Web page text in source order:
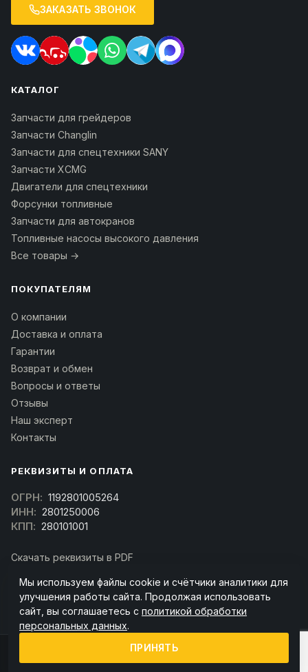
ЗАКАЗАТЬ ЗВОНОК
КАТАЛОГ
Запчасти для грейдеров
Запчасти Changlin
Запчасти для спецтехники SANY
Запчасти XCMG
Двигатели для спецтехники
Форсунки топливные
Запчасти для автокранов
Топливные насосы высокого давления
Все товары →
ПОКУПАТЕЛЯМ
О компании
Доставка и оплата
Гарантии
Возврат и обмен
Вопросы и ответы
Отзывы
Наш эксперт
Контакты
РЕКВИЗИТЫ И ОПЛАТА
ОГРН: 1192801005264
ИНН: 2801250006
КПП: 280101001
Скачать реквизиты в PDF
(Скачать договор)
Мы используем файлы cookie и счётчики аналитики для
улучшения работы сайта. Продолжая использовать
сайт, вы соглашаетесь с политикой обработки
персональных данных.
ПРИНЯТЬ